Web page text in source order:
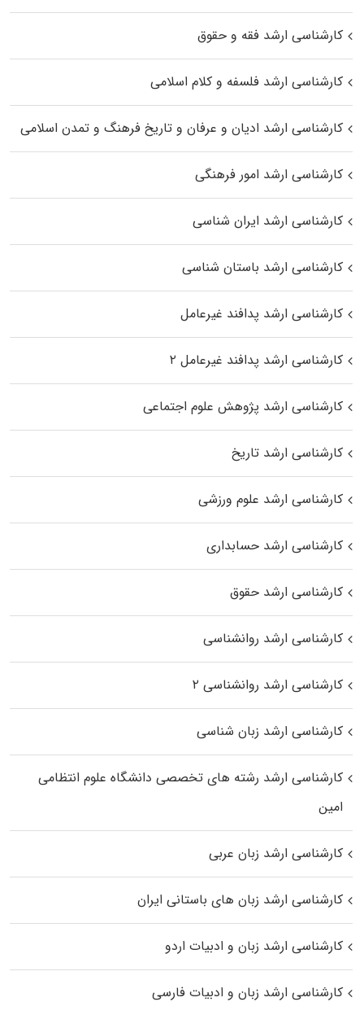
کارشناسی ارشد فقه و حقوق
کارشناسی ارشد فلسفه و کلام اسلامی
کارشناسی ارشد ادیان و عرفان و تاریخ فرهنگ و تمدن اسلامی
کارشناسی ارشد امور فرهنگی
کارشناسی ارشد ایران شناسی
کارشناسی ارشد باستان شناسی
کارشناسی ارشد پدافند غیرعامل
کارشناسی ارشد پدافند غیرعامل ۲
کارشناسی ارشد پژوهش علوم اجتماعی
کارشناسی ارشد تاریخ
کارشناسی ارشد علوم ورزشی
کارشناسی ارشد حسابداری
کارشناسی ارشد حقوق
کارشناسی ارشد روانشناسی
کارشناسی ارشد روانشناسی ۲
کارشناسی ارشد زبان شناسی
کارشناسی ارشد رﺷﺘﻪ ﻫﺎی تخصصی داﻧﺸﮕﺎه ﻋﻠﻮم انتظامی
اﻣﻴﻦ
کارشناسی ارشد زبان عربی
کارشناسی ارشد زبان‌ های باستانی ایران
کارشناسی ارشد زبان و ادبیات اردو
کارشناسی ارشد زبان و ادبیات فارسی